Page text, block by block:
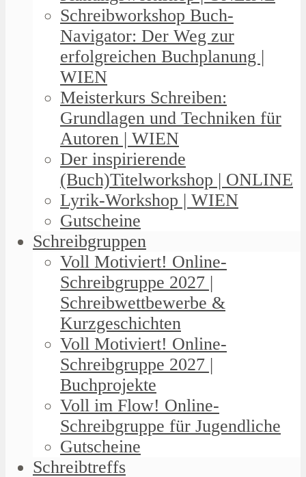
Schreibworkshop Buch-
Navigator: Der Weg zur
erfolgreichen Buchplanung |
WIEN
Meisterkurs Schreiben:
Grundlagen und Techniken für
Autoren | WIEN
Der inspirierende
(Buch)Titelworkshop | ONLINE
Lyrik-Workshop | WIEN
Gutscheine
Schreibgruppen
Voll Motiviert! Online-
Schreibgruppe 2027 |
Schreibwettbewerbe &
Kurzgeschichten
Voll Motiviert! Online-
Schreibgruppe 2027 |
Buchprojekte
Voll im Flow! Online-
Schreibgruppe für Jugendliche
Gutscheine
Schreibtreffs